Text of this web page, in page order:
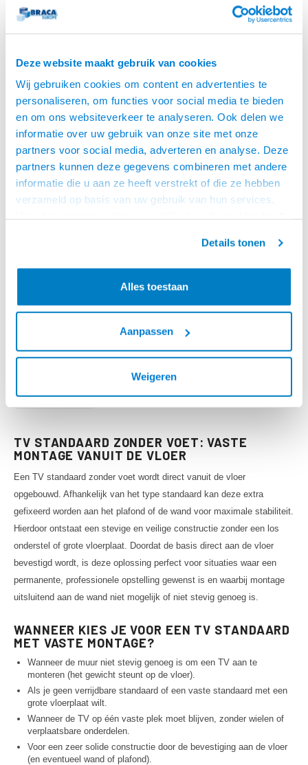
Deze website maakt gebruik van cookies
Wij gebruiken cookies om content en advertenties te
personaliseren, om functies voor social media te bieden
en om ons websiteverkeer te analyseren. Ook delen we
informatie over uw gebruik van onze site met onze
partners voor social media, adverteren en analyse. Deze
partners kunnen deze gegevens combineren met andere
informatie die u aan ze heeft verstrekt of die ze hebben
verzameld op basis van uw gebruik van hun services.
Details tonen
Alles toestaan
Aanpassen
Weigeren
Multibrackets
VLOER/WAND
• Zet op de vloer en bevestig
LEVERTIJD 6 TOT 12
Laagste prijs
TV STANDAARD ZONDER VOET: VASTE
MONTAGE VANUIT DE VLOER
Een TV standaard zonder voet wordt direct vanuit de vloer
opgebouwd. Afhankelijk van het type standaard kan deze extra
gefixeerd worden aan het plafond of de wand voor maximale stabiliteit.
Hierdoor ontstaat een stevige en veilige constructie zonder een los
onderstel of grote vloerplaat. Doordat de basis direct aan de vloer
bevestigd wordt, is deze oplossing perfect voor situaties waar een
permanente, professionele opstelling gewenst is en waarbij montage
uitsluitend aan de wand niet mogelijk of niet stevig genoeg is.
WANNEER KIES JE VOOR EEN TV STANDAARD
MET VASTE MONTAGE?
Wanneer de muur niet stevig genoeg is om een TV aan te
monteren (het gewicht steunt op de vloer).
Als je geen verrijdbare standaard of een vaste standaard met een
grote vloerplaat wilt.
Wanneer de TV op één vaste plek moet blijven, zonder wielen of
verplaatsbare onderdelen.
Voor een zeer solide constructie door de bevestiging aan de vloer
(en eventueel wand of plafond).